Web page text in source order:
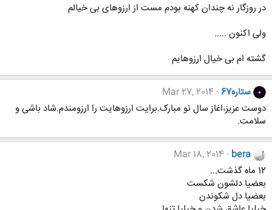
در روزگار نه چندان کهنه بودم مست از ارزوهای بی خیالم
ولی اکنون .....
گشته ام بی خیال ارزوهایم
ستاره67
Mar 27, 2014
دوست عزیز،اغاز سال نو مبارک.برایت ارزوهایت را ارزومندم.شاد باشی و
سلامت.
bera
Mar 18, 2014
12 ماه گذشت...
بعضيا دلشون شكست
بعضيا دل شكوندن